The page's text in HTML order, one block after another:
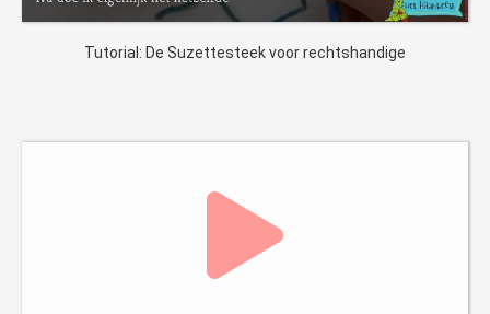
Tutorial: De Suzettesteek voor rechtshandige